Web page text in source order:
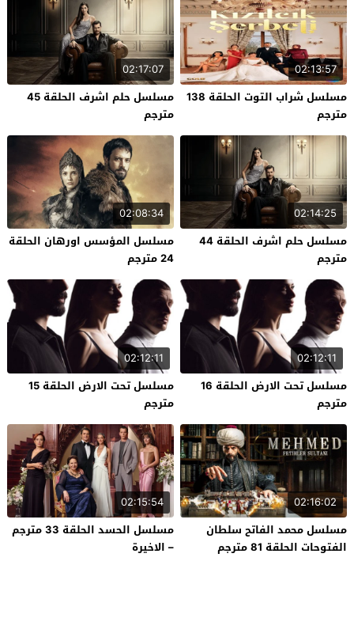
02:13:57
مسلسل شراب التوت الحلقة 138
مترجم
02:17:07
مسلسل حلم اشرف الحلقة 45
مترجم
02:14:25
مسلسل حلم اشرف الحلقة 44
مترجم
02:08:34
مسلسل المؤسس اورهان الحلقة
24 مترجم
02:12:11
مسلسل تحت الارض الحلقة 16
مترجم
02:12:11
مسلسل تحت الارض الحلقة 15
مترجم
02:16:02
مسلسل محمد الفاتح سلطان
الفتوحات الحلقة 81 مترجم
02:15:54
مسلسل الحسد الحلقة 33 مترجم
– الاخيرة